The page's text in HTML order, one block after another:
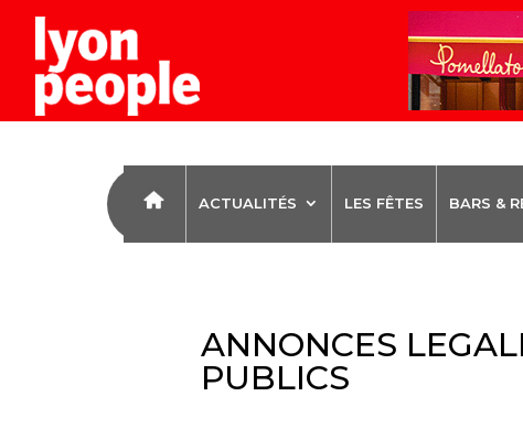
ACTUALITÉS LES FÊTES BARS &
ANNONCES
PUBLICS